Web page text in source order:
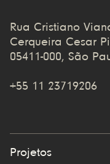
Rua Cristiano
Cerqueira Cesar
05411-000, São
+55 11 23719206
Projetos